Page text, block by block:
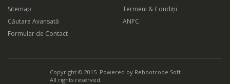
Sitemap
Căutare Avansată
Formular de Contact
Termeni & Condiții
ANPC
Copyright © 2015. Powered by Rebootcode Soft
All rights reserved.